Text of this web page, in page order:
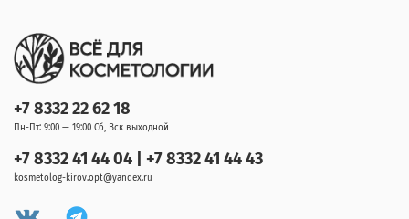
+7 8332 22 62 18
Пн-Пт: 9:00 — 19:00 Сб, Вск выходной
+7 8332 41 44 04 | +7 8332 41 44 43
kosmetolog-kirov.opt@yandex.ru